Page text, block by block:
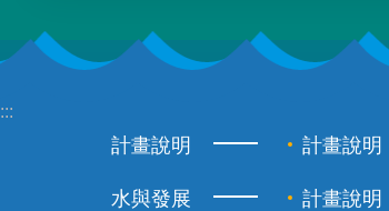
:::
計畫說明 計畫說明
水與發展 計畫說明